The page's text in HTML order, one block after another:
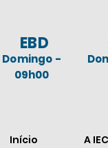
EBD
Domingo -
09h00
Início A